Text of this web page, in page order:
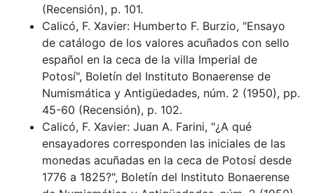
(Recensión), p. 101.
Calicó, F. Xavier: Humberto F. Burzio, "Ensayo
de catálogo de los valores acuñados con sello
español en la ceca de la villa Imperial de
Potosí", Boletín del Instituto Bonaerense de
Numismática y Antigüedades, núm. 2 (1950), pp.
45-60 (Recensión), p. 102.
Calicó, F. Xavier: Juan A. Farini, "¿A qué
ensayadores corresponden las iniciales de las
monedas acuñadas en la ceca de Potosí desde
1776 a 1825?", Boletín del Instituto Bonaerense